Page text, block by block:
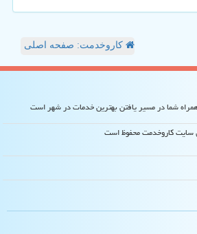
کاروخدمت: صفحه اصلی
شما در مسیر یافتن بهترین خدمات در شهر است